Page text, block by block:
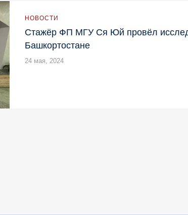
НОВОСТИ
Стажёр ФП МГУ Ся Юй провёл
Башкортостане
24 мая, 2024